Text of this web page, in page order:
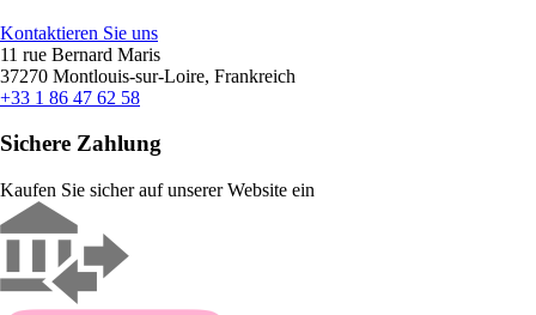
Kontaktieren Sie uns
11 rue Bernard Maris
37270 Montlouis-sur-Loire, Frankreich
+33 1 86 47 62 58
Sichere Zahlung
Kaufen Sie sicher auf unserer Website ein